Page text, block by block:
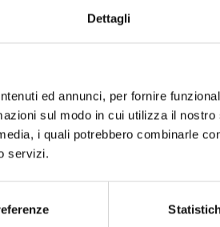
Dettagli
ed annunci, per fornire
sul modo in cui utilizza il
i quali potrebbero combinarle
servizi.
Altezza max
Tallone alla